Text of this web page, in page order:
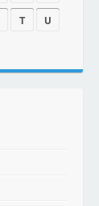
T
U